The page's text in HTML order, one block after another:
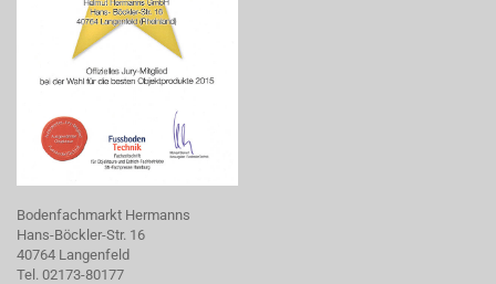
Bodenfachmarkt Hermanns
Hans-Böckler-Str. 16
40764 Langenfeld
Tel. 02173-80177